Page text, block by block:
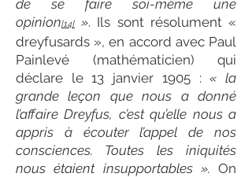
de se faire soi-même une
opinion[14] ». Ils sont résolument «
dreyfusards », en accord avec Paul
Painlevé (mathématicien) qui
déclare le 13 janvier 1905 :« la
grande leçon que nous a donné
l’affaire Dreyfus, c’est qu’elle nous a
appris à écouter l’appel de nos
consciences. Toutes les iniquités
nous étaient insupportables ». On